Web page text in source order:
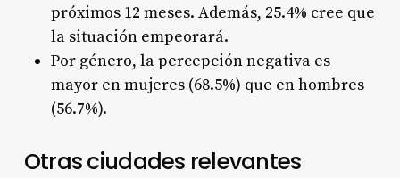
próximos 12 meses. Además, 25.4% cree que
la situación empeorará.
Por género, la percepción negativa es
mayor en mujeres (68.5%) que en hombres
(56.7%).
Otras ciudades relevantes